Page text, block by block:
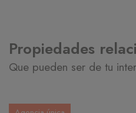
Propiedades
Que pueden ser de tu